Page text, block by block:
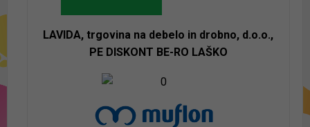
LAVIDA, trgovina na debelo in drobno, d.o.o.,
PE DISKONT BE-RO LAŠKO